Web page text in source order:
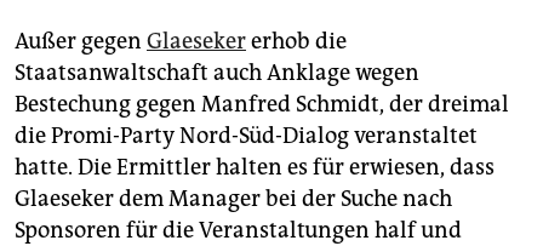
Außer gegen Glaesekererhob die
Staatsanwaltschaft auch Anklage wegen
Bestechung gegen Manfred Schmidt, der dreimal
die Promi-Party Nord-Süd-Dialog veranstaltet
hatte. Die Ermittler halten es für erwiesen, dass
Glaeseker dem Manager bei der Suche nach
Sponsoren für die Veranstaltungen half und